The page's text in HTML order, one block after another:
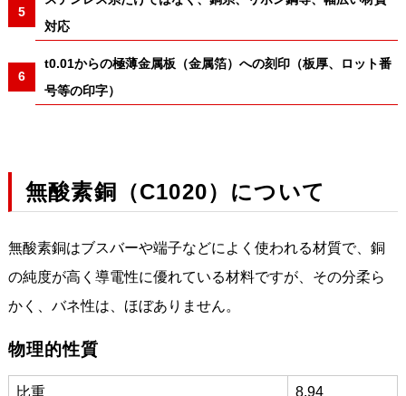
対応
t0.01からの極薄金属板（金属箔）への刻印（板厚、ロット番
号等の印字）
無酸素銅（C1020）について
無酸素銅はブスバーや端子などによく使われる材質で、銅
の純度が高く導電性に優れている材料ですが、その分柔ら
かく、バネ性は、ほぼありません。
物理的性質
比重 8.94